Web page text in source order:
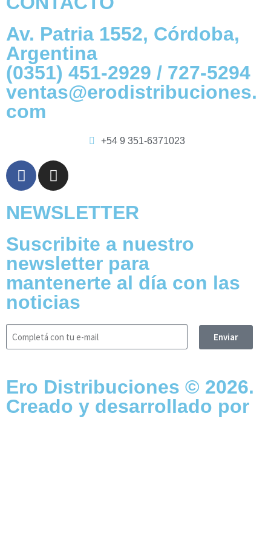
Av. Patria 1552, Córdoba,
Argentina
(0351) 451-2929 / 727-5294
ventas@erodistribuciones.
com
+54 9 351-6371023
NEWSLETTER
Suscribite a nuestro
newsletter para
mantenerte al día con las
noticias
Enviar
Ero Distribuciones © 2026.
Creado y desarrollado por